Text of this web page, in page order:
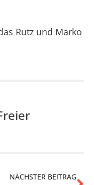
Rutz und Marko
NÄCHSTER BEITRAG